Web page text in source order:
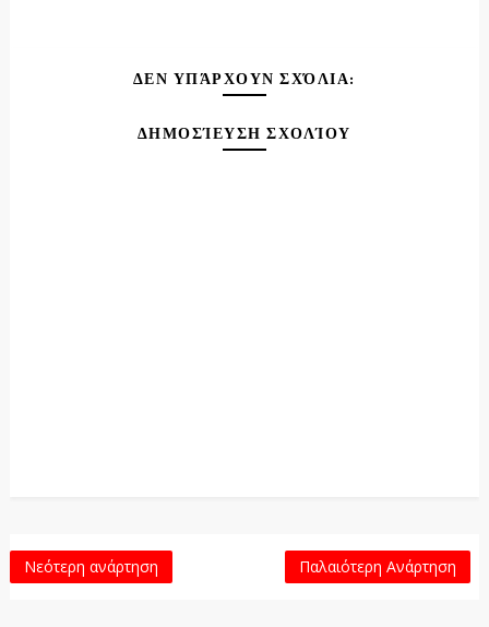
ΔΕΝ ΥΠΆΡΧΟΥΝ ΣΧΌΛΙΑ:
ΔΗΜΟΣΊΕΥΣΗ ΣΧΟΛΊΟΥ
Νεότερη ανάρτηση Παλαιότερη Ανάρτηση